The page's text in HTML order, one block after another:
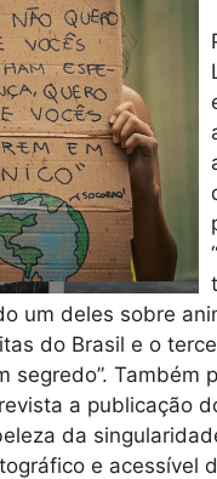
um deles sobre
do Brasil e o
segredo”. Também
a publicação
da
e acessível